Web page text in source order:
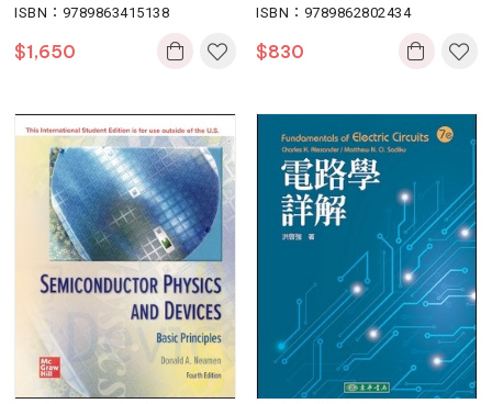
ISBN：9789863415138
$1,650
stad
ISBN：9789862802434
$830